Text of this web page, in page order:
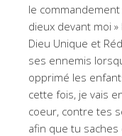
le commandement
dieux devant moi »
Dieu Unique et
ses ennemis
opprimé les
cette fois, je vais
coeur, contre tes
afin que tu saches